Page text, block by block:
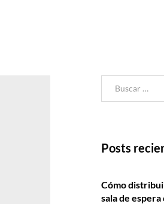
Posts
Cómo
sala de